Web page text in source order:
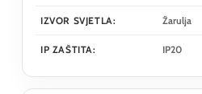
IZVOR SVJETLA: Žarulja
IP ZAŠTITA: IP20